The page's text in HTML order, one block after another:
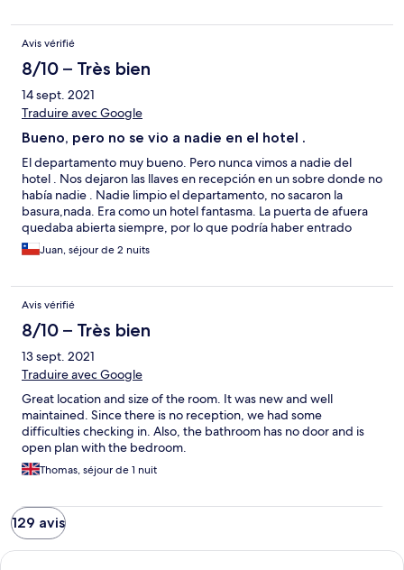
Avis vérifié
8/10 – Très bien
14 sept. 2021
Traduire avec Google
Bueno, pero no se vio a nadie en el hotel .
El departamento muy bueno. Pero nunca vimos a nadie del
hotel . Nos dejaron las llaves en recepción en un sobre donde no
había nadie . Nadie limpio el departamento, no sacaron la
basura,nada. Era como un hotel fantasma. La puerta de afuera
quedaba abierta siempre, por lo que podría haber entrado
cualquier persona . Solo el lunes , cuando nos fuimos apareció
una recepcionista.
Juan, séjour de 2 nuits
Avis vérifié
8/10 – Très bien
13 sept. 2021
Traduire avec Google
Great location and size of the room. It was new and well
maintained. Since there is no reception, we had some
difficulties checking in. Also, the bathroom has no door and is
open plan with the bedroom.
Thomas, séjour de 1 nuit
129 avis